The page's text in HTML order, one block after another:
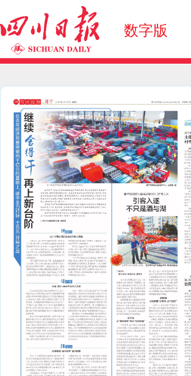
数字版